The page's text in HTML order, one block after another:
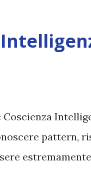
pattern,